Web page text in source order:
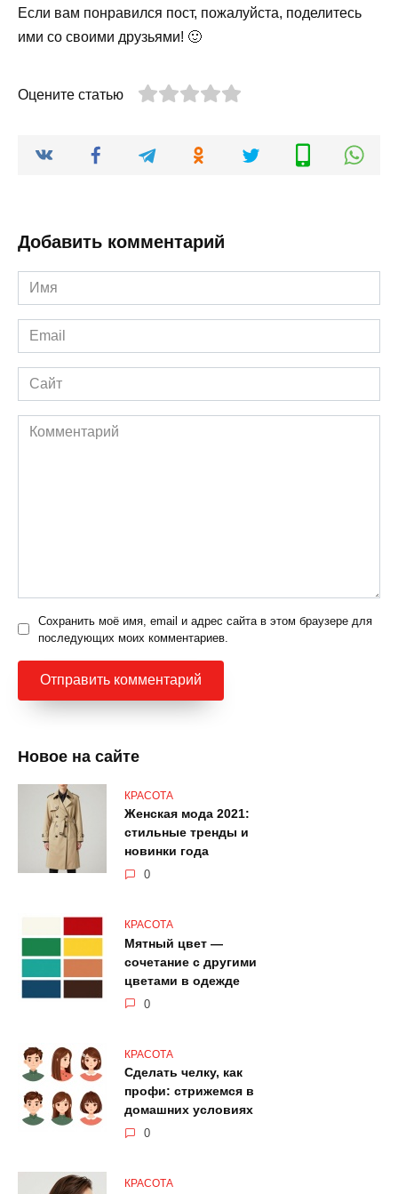
Если вам понравился пост, пожалуйста, поделитесь
ими со своими друзьями! 🙂
Оцените статью
Добавить комментарий
Имя
*
Email
*
Сайт
Комментарий
Сохранить моё имя, email и адрес сайта в этом браузере для
последующих моих комментариев.
Новое на сайте
КРАСОТА
Женская мода 2021:
стильные тренды и
новинки года
0
КРАСОТА
Мятный цвет —
сочетание с другими
цветами в одежде
0
КРАСОТА
Сделать челку, как
профи: стрижемся в
домашних условиях
0
КРАСОТА